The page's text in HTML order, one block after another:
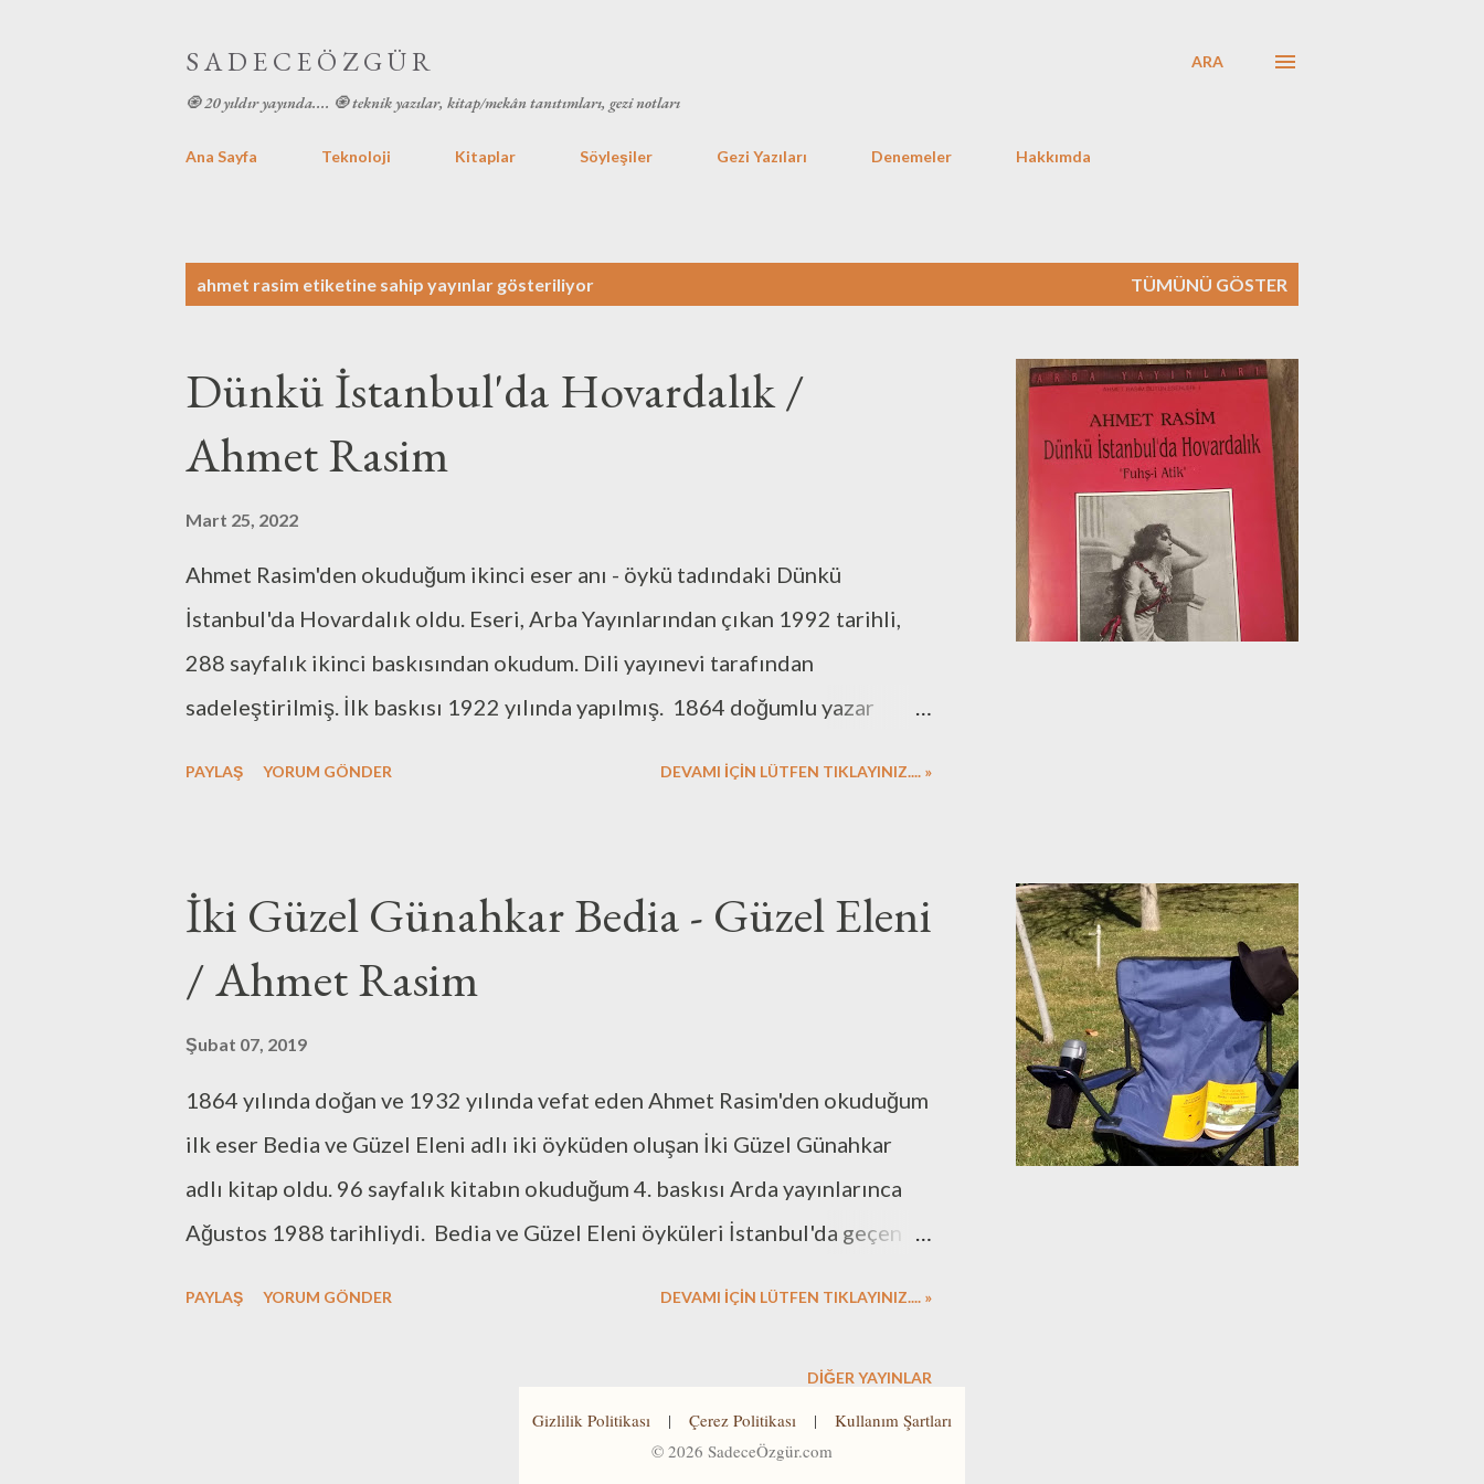
S A D E C E Ö Z G Ü R
🧿 20 yıldır yayında.... 🧿 teknik yazılar, kitap/mekân tanıtımları, gezi notları
ARA
Ana Sayfa Teknoloji Kitaplar Söyleşiler Gezi Yazıları Denemeler Hakkımda
ahmet rasim etiketine sahip yayınlar gösteriliyor TÜMÜNÜ GÖSTER
Dünkü İstanbul'da Hovardalık /
Ahmet Rasim
Mart 25, 2022
Ahmet Rasim'den okuduğum ikinci eser anı - öykü tadındaki Dünkü
İstanbul'da Hovardalık oldu. Eseri, Arba Yayınlarından çıkan 1992 tarihli,
288 sayfalık ikinci baskısından okudum. Dili yayınevi tarafından
sadeleştirilmiş. İlk baskısı 1922 yılında yapılmış. 1864 doğumlu yazar
mangal ile ısınan evlere, eski zamanların günlük hayatına dair izlenimler de
var eserde.
PAYLAŞ YORUM GÖNDER DEVAMI İÇİN LÜTFEN TIKLAYINIZ.... »
İki Güzel Günahkar Bedia - Güzel Eleni
/ Ahmet Rasim
Şubat 07, 2019
1864 yılında doğan ve 1932 yılında vefat eden Ahmet Rasim'den okuduğum
ilk eser Bedia ve Güzel Eleni adlı iki öyküden oluşan İki Güzel Günahkar
adlı kitap oldu. 96 sayfalık kitabın okuduğum 4. baskısı Arda yayınlarınca
Ağustos 1988 tarihliydi. Bedia ve Güzel Eleni öyküleri İstanbul'da geçen
Ahmet Rasim'in bu iki öyküsünde dönemin İstanbul'una dair izler
bulabilirsiniz. Bu yıl içinde becerebilirsem, Ahmet Rasim'den bir roman
PAYLAŞ YORUM GÖNDER DEVAMI İÇİN LÜTFEN TIKLAYINIZ.... »
DIĞER YAYINLAR
Gizlilik Politikası | Çerez Politikası |
Kullanım Şartları
© 2026 SadeceÖzgür.com